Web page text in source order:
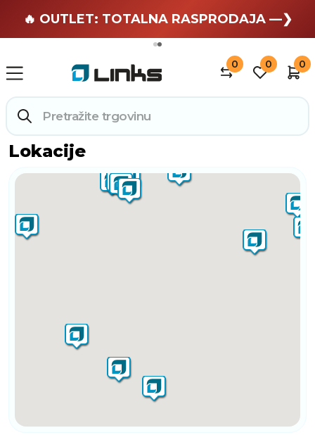
🏄 Zaslužuješ odmor —❯
🔥 OUTLET: TOTALNA RASPRODAJA —❯
0 0 0
Lokacije